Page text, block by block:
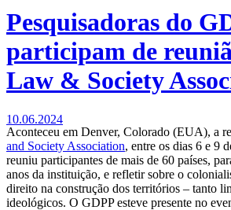
Pesquisadoras do
participam de
Law & Society
10.06.2024
Aconteceu em Denver, Colorado (EUA), a
and Society Association, entre os dias 6 e 9
reuniu participantes de mais de 60 países,
anos da instituição, e refletir sobre o
direito na construção dos territórios – tanto
ideológicos. O GDPP esteve presente no